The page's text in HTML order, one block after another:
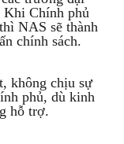
Khi Chính phủ
NAS sẽ thành
chính sách.
không chịu sự
phủ, dù kinh
hỗ trợ.